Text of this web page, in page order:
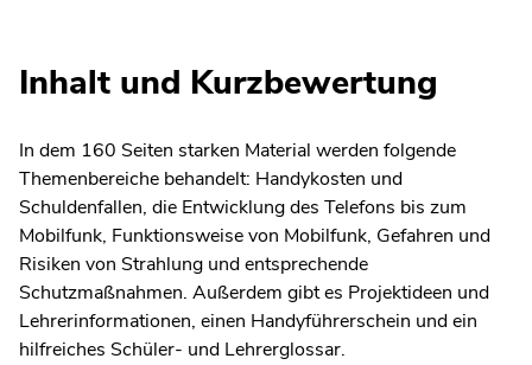
Inhalt und Kurzbewertung
In dem 160 Seiten starken Material werden folgende
Themenbereiche behandelt: Handykosten und
Schuldenfallen, die Entwicklung des Telefons bis zum
Mobilfunk, Funktionsweise von Mobilfunk, Gefahren und
Risiken von Strahlung und entsprechende
Schutzmaßnahmen. Außerdem gibt es Projektideen und
Lehrerinformationen, einen Handyführerschein und ein
hilfreiches Schüler- und Lehrerglossar.